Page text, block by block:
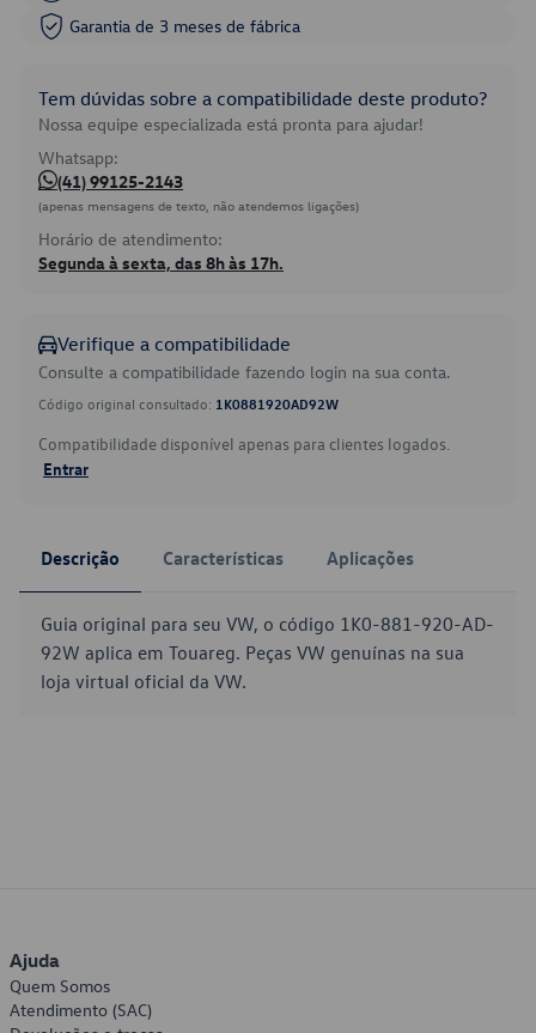
Garantia de 3 meses de fábrica
Tem dúvidas sobre a compatibilidade deste produto?
Nossa equipe especializada está pronta para ajudar!
Whatsapp:
(41) 99125-2143
(apenas mensagens de texto, não atendemos ligações)
Horário de atendimento:
Segunda à sexta, das 8h às 17h.
Verifique a compatibilidade
Consulte a compatibilidade fazendo login na sua conta.
Código original consultado: 1K0881920AD92W
Compatibilidade disponível apenas para clientes logados.
Entrar
Descrição Características Aplicações
Guia original para seu VW, o código 1K0-881-920-AD-
92W aplica em Touareg. Peças VW genuínas na sua
loja virtual oficial da VW.
Ajuda
Quem Somos
Atendimento (SAC)